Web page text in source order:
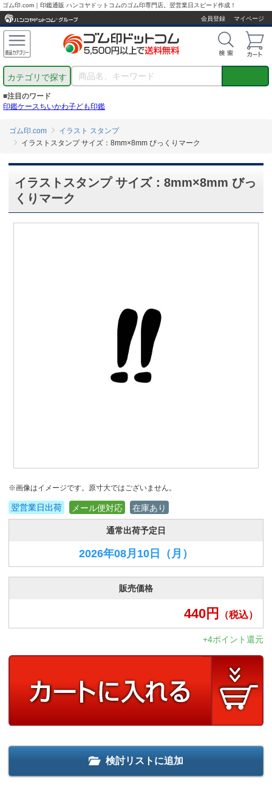
ゴム印.com｜印鑑通販 ハンコヤドットコムのゴム印専門店。翌営業日スピード作成！
会員登録
マイページ
カテゴリで探す
■注目のワード
印鑑ケースちいかわ子ども印鑑
ゴム印.com
イラスト スタンプ
イラストスタンプ サイズ：8mm×8mm びっくりマーク
イラストスタンプ サイズ：8mm×8mm びっ
くりマーク
※画像はイメージです。原寸大ではございません。
翌営業日出荷 メール便対応 在庫あり
通常出荷予定日
2026年08月10日 （月）
販売価格
440円 （税込）
+4ポイント還元
検討リストに追加